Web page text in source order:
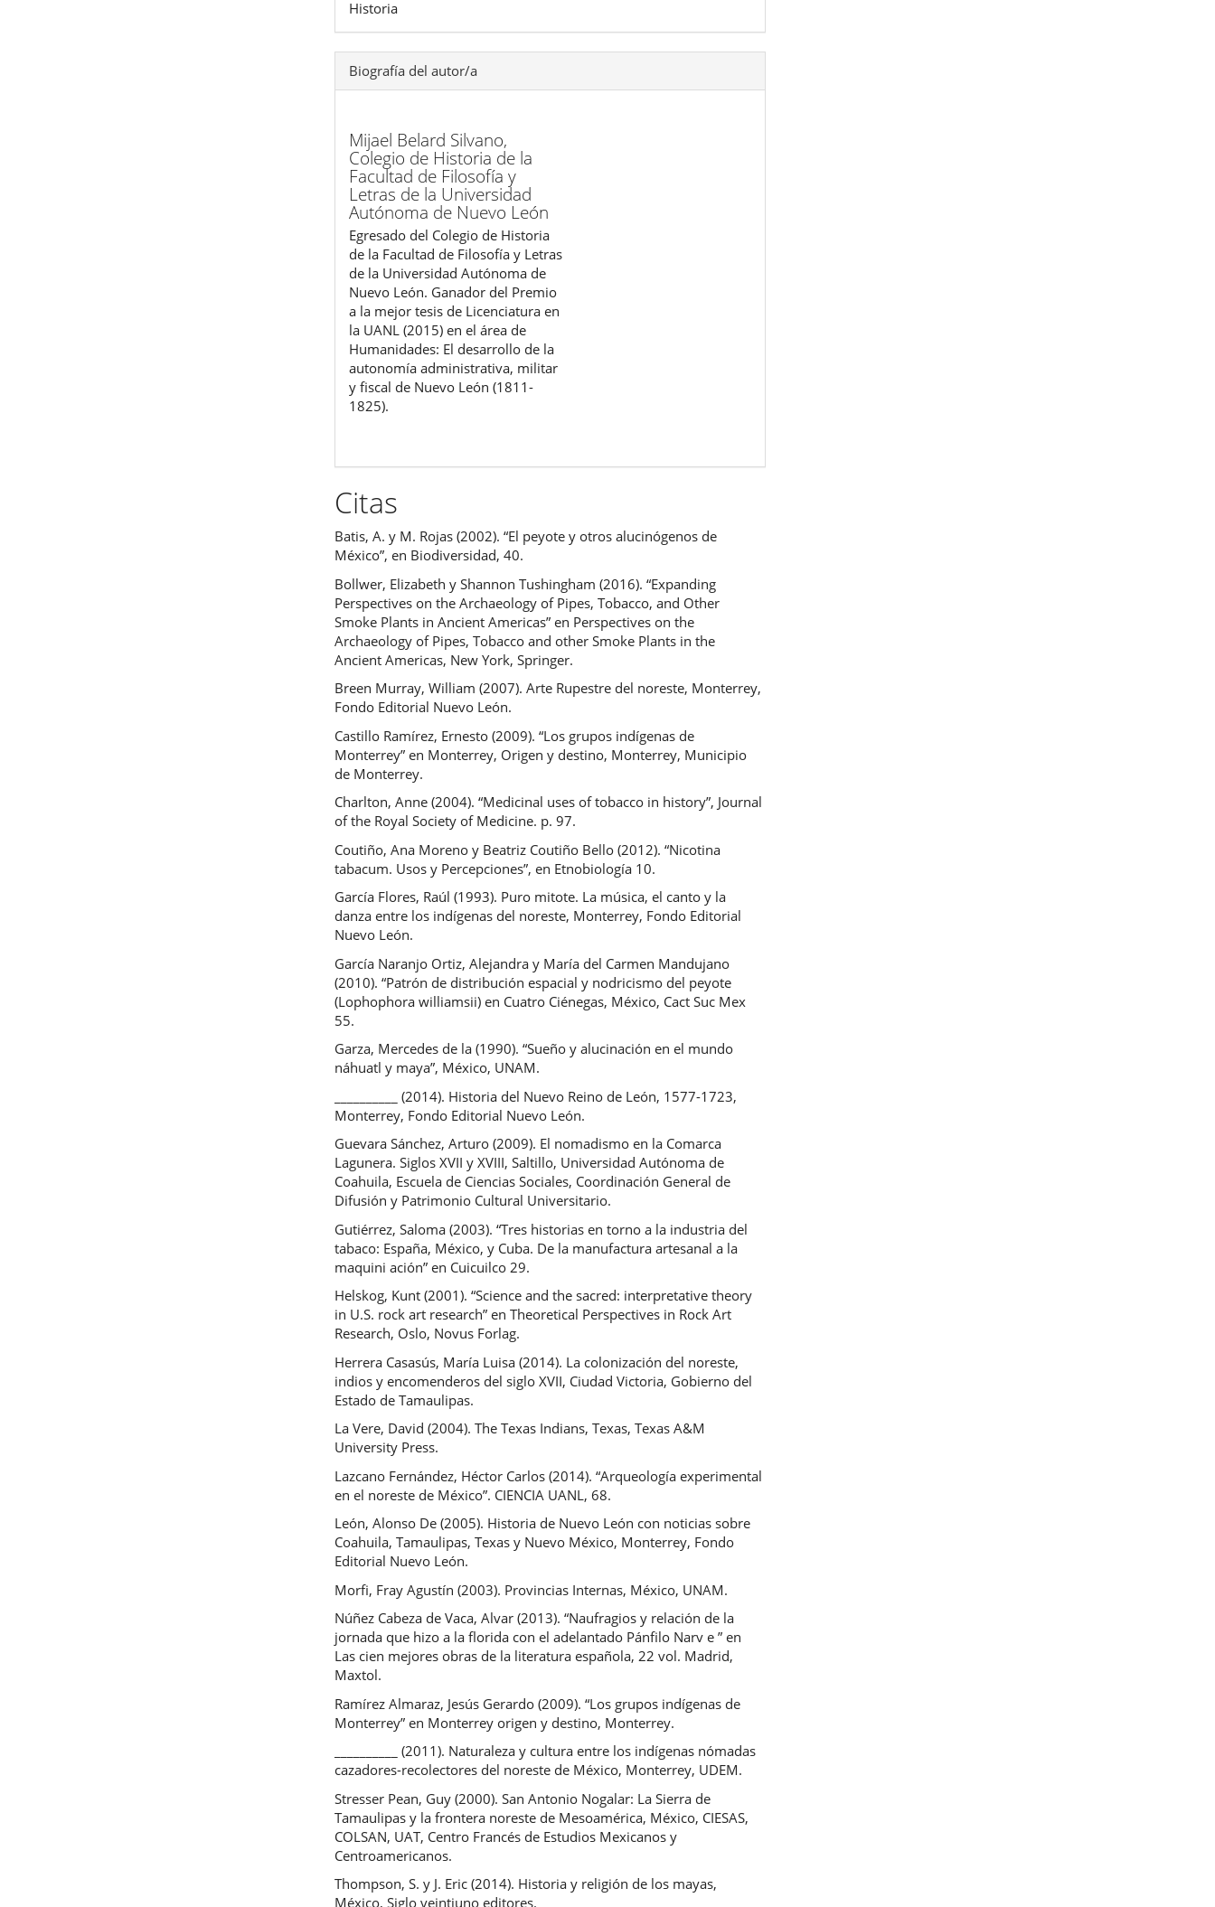
Historia
Biografía del autor/a
Mijael Belard Silvano,
Colegio de Historia de la
Facultad de Filosofía y
Letras de la Universidad
Autónoma de Nuevo León
Egresado del Colegio de Historia
de la Facultad de Filosofía y Letras
de la Universidad Autónoma de
Nuevo León. Ganador del Premio
a la mejor tesis de Licenciatura en
la UANL (2015) en el área de
Humanidades: El desarrollo de la
autonomía administrativa, militar
y fiscal de Nuevo León (1811-
1825).
Citas
Batis, A. y M. Rojas (2002). “El peyote y otros alucinógenos de
México”, en Biodiversidad, 40.
Bollwer, Elizabeth y Shannon Tushingham (2016). “Expanding
Perspectives on the Archaeology of Pipes, Tobacco, and Other
Smoke Plants in Ancient Americas” en Perspectives on the
Archaeology of Pipes, Tobacco and other Smoke Plants in the
Ancient Americas, New York, Springer.
Breen Murray, William (2007). Arte Rupestre del noreste, Monterrey,
Fondo Editorial Nuevo León.
Castillo Ramírez, Ernesto (2009). “Los grupos indígenas de
Monterrey” en Monterrey, Origen y destino, Monterrey, Municipio
de Monterrey.
Charlton, Anne (2004). “Medicinal uses of tobacco in history”, Journal
of the Royal Society of Medicine. p. 97.
Coutiño, Ana Moreno y Beatriz Coutiño Bello (2012). “Nicotina
tabacum. Usos y Percepciones”, en Etnobiología 10.
García Flores, Raúl (1993). Puro mitote. La música, el canto y la
danza entre los indígenas del noreste, Monterrey, Fondo Editorial
Nuevo León.
García Naranjo Ortiz, Alejandra y María del Carmen Mandujano
(2010). “Patrón de distribución espacial y nodricismo del peyote
(Lophophora williamsii) en Cuatro Ciénegas, México, Cact Suc Mex
55.
Garza, Mercedes de la (1990). “Sueño y alucinación en el mundo
náhuatl y maya”, México, UNAM.
__________ (2014). Historia del Nuevo Reino de León, 1577-1723,
Monterrey, Fondo Editorial Nuevo León.
Guevara Sánchez, Arturo (2009). El nomadismo en la Comarca
Lagunera. Siglos XVII y XVIII, Saltillo, Universidad Autónoma de
Coahuila, Escuela de Ciencias Sociales, Coordinación General de
Difusión y Patrimonio Cultural Universitario.
Gutiérrez, Saloma (2003). “Tres historias en torno a la industria del
tabaco: España, México, y Cuba. De la manufactura artesanal a la
maquini ación” en Cuicuilco 29.
Helskog, Kunt (2001). “Science and the sacred: interpretative theory
in U.S. rock art research” en Theoretical Perspectives in Rock Art
Research, Oslo, Novus Forlag.
Herrera Casasús, María Luisa (2014). La colonización del noreste,
indios y encomenderos del siglo XVII, Ciudad Victoria, Gobierno del
Estado de Tamaulipas.
La Vere, David (2004). The Texas Indians, Texas, Texas A&M
University Press.
Lazcano Fernández, Héctor Carlos (2014). “Arqueología experimental
en el noreste de México”. CIENCIA UANL, 68.
León, Alonso De (2005). Historia de Nuevo León con noticias sobre
Coahuila, Tamaulipas, Texas y Nuevo México, Monterrey, Fondo
Editorial Nuevo León.
Morfi, Fray Agustín (2003). Provincias Internas, México, UNAM.
Núñez Cabeza de Vaca, Alvar (2013). “Naufragios y relación de la
jornada que hizo a la florida con el adelantado Pánfilo Narv e ” en
Las cien mejores obras de la literatura española, 22 vol. Madrid,
Maxtol.
Ramírez Almaraz, Jesús Gerardo (2009). “Los grupos indígenas de
Monterrey” en Monterrey origen y destino, Monterrey.
__________ (2011). Naturaleza y cultura entre los indígenas nómadas
cazadores-recolectores del noreste de México, Monterrey, UDEM.
Stresser Pean, Guy (2000). San Antonio Nogalar: La Sierra de
Tamaulipas y la frontera noreste de Mesoamérica, México, CIESAS,
COLSAN, UAT, Centro Francés de Estudios Mexicanos y
Centroamericanos.
Thompson, S. y J. Eric (2014). Historia y religión de los mayas,
México, Siglo veintiuno editores.